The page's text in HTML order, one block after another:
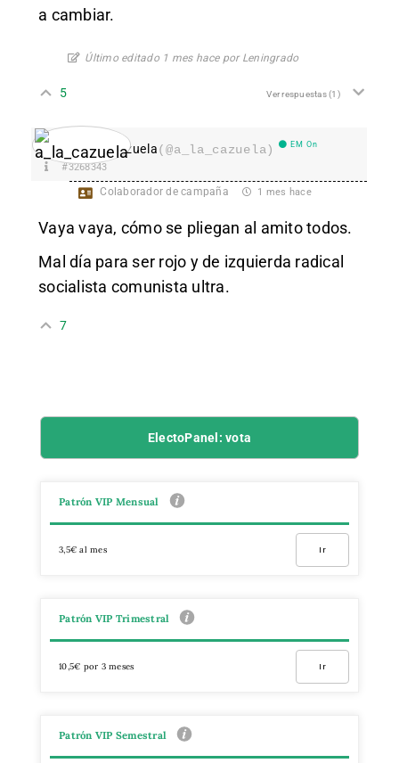
a cambiar.
Último editado 1 mes hace por Leningrado
5 Ver respuestas(1)
a_la_cazuela(@a_la_cazuela) EM On
#3268343
Colaborador de campaña 1 mes hace
Vaya vaya, cómo se pliegan al amito todos.
Mal día para ser rojo y de izquierda radical
socialista comunista ultra.
7
ElectoPanel: vota
Patrón VIP Mensual
3,5€ al mes Ir
Patrón VIP Trimestral
10,5€ por 3 meses Ir
Patrón VIP Semestral